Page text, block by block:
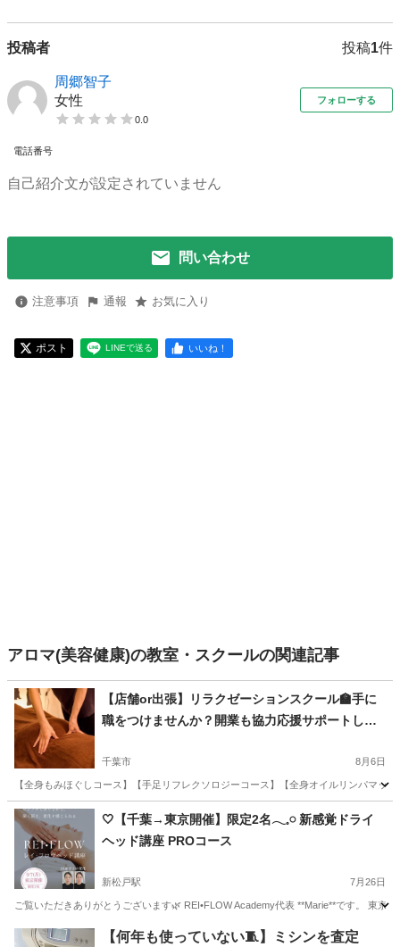
投稿者 投稿1件
周郷智子
女性
0.0
フォローする
電話番号
自己紹介文が設定されていません
問い合わせ
注意事項 通報 お気に入り
ポスト LINEで送る いいね！
アロマ(美容健康)の教室・スクールの関連記事
【店舗or出張】リラクゼーションスクール🏫手に
職をつけませんか？開業も協力応援サポートしま
千葉市 8月6日
【全身もみほぐしコース】【手足リフレクソロジーコース】【全身オイルリンパマ
千葉 千葉市 マッサージ 未経験
🤍【千葉→東京開催】限定2名𓂃𓈒𓏸 新感覚ドライ
ヘッド講座 PROコース
新松戸駅 7月26日
ご覧いただきありがとうございます🌿 REI•FLOW Academy代表 **Marie**です。 東
千葉 松戸市 新松戸駅 ヘッドスパ ヘッド
【何年も使っていない🧵】ミシンを査定